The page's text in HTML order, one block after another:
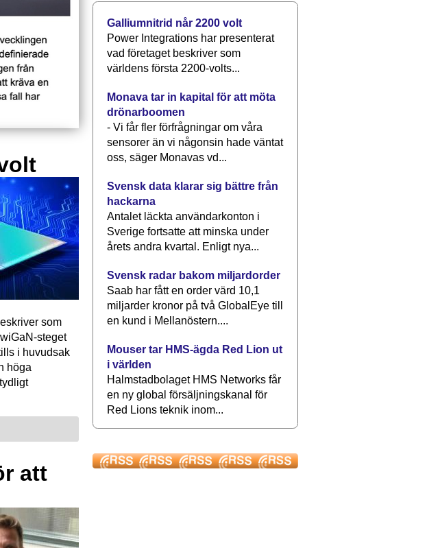
som
steget
i huvudsak
höga
att
Galliumnitrid når 2200 volt
Power Integrations har presenterat
vad företaget beskriver som
världens första 2200-volts...
Monava tar in kapital för att möta
drönarboomen
- Vi får fler förfrågningar om våra
sensorer än vi någonsin hade väntat
oss, säger Monavas vd...
Svensk data klarar sig bättre från
hackarna
Antalet läckta användarkonton i
Sverige fortsatte att minska under
årets andra kvartal. Enligt nya...
Svensk radar bakom miljardorder
Saab har fått en order värd 10,1
miljarder kronor på två GlobalEye till
en kund i Mellanöstern....
Mouser tar HMS-ägda Red Lion ut
i världen
Halmstadbolaget HMS Networks får
en ny global försäljningskanal för
Red Lions teknik inom...